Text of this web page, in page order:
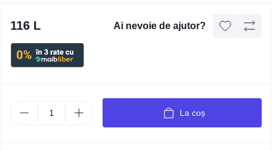
116 L Ai nevoie de ajutor?
La coș